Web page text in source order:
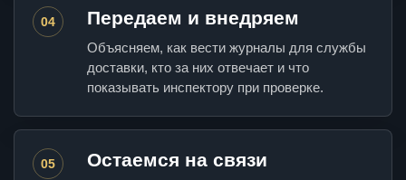
04 Передаем и внедряем
Объясняем, как вести журналы для службы
доставки, кто за них отвечает и что
показывать инспектору при проверке.
05 Остаемся на связи